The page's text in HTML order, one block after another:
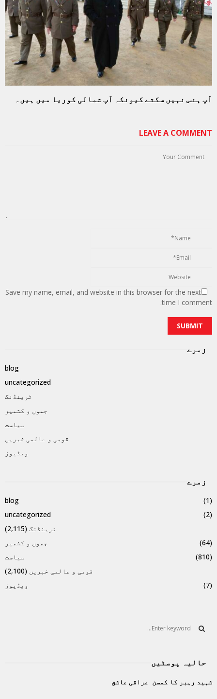
آپ ہنس نہیں سکتے کیونکہ آپ شمالی کوریا میں ہیں۔
LEAVE A COMMENT
Save my name, email, and website in this browser for the next
time I comment.
زمرے
blog
uncategorized
ٹرینڈنگ
جموں و کشمیر
سیاست
قومی و عالمی خبریں
ویڈیوز
زمرے
blog
(1)
uncategorized
(2)
ٹرینڈنگ (2,115)
جموں و کشمیر
(64)
سیاست
(810)
قومی و عالمی خبریں (2,100)
ویڈیوز
(7)
f
E
A
حالیہ پوسٹیں
شہید رہبر کا کمسن عراقی عاشق